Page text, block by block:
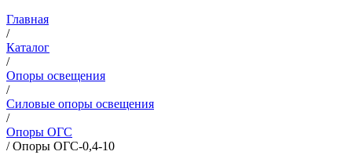
Главная
/
Каталог
/
Опоры освещения
/
Силовые опоры освещения
/
Опоры ОГС
/Опоры ОГС-0,4-10